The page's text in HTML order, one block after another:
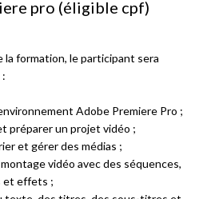
pro (éligible cpf)
la formation, le participant sera
Adobe Premiere Pro ;
préparer un projet vidéo ;
et gérer des médias ;
vidéo avec des séquences,
et effets ;